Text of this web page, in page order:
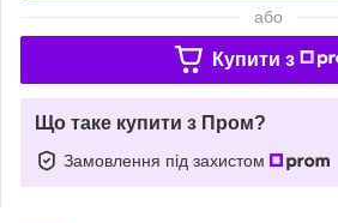
або
Купити з
Що таке купити з Пром?
Замовлення під захистом